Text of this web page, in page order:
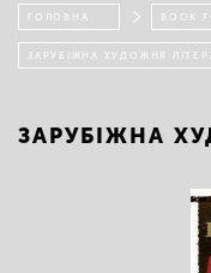
ГОЛОВНА BOOK
ЗАРУБІЖНА ХУДОЖНЯ
ЗАРУБІЖНА